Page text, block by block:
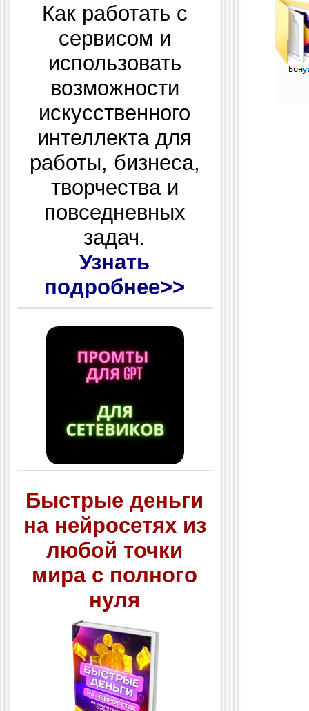
Как работать с
сервисом и
использовать
возможности
искусственного
интеллекта для
работы, бизнеса,
творчества и
повседневных
задач.
Узнать
подробнее>>
Быстрые деньги
на нейросетях из
любой точки
мира с полного
нуля